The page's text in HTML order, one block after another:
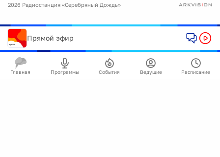
2026 Радиостанция «Серебряный Дождь»
Прямой эфир
Главная Программы События Ведущие Расписание